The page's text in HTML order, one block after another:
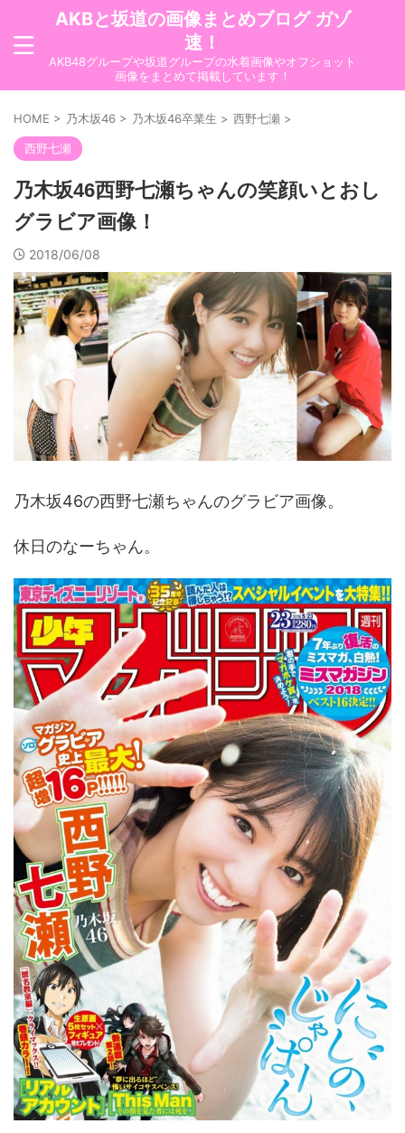
AKBと坂道の画像まとめブログ ガゾ
速！
AKB48グループや坂道グループの水着画像やオフショット
画像をまとめて掲載しています！
HOME > 乃木坂46 > 乃木坂46卒業生 > 西野七瀬 >
西野七瀬
乃木坂46西野七瀬ちゃんの笑顔いとおし
グラビア画像！
2018/06/08
乃木坂46の西野七瀬ちゃんのグラビア画像。
休日のなーちゃん。